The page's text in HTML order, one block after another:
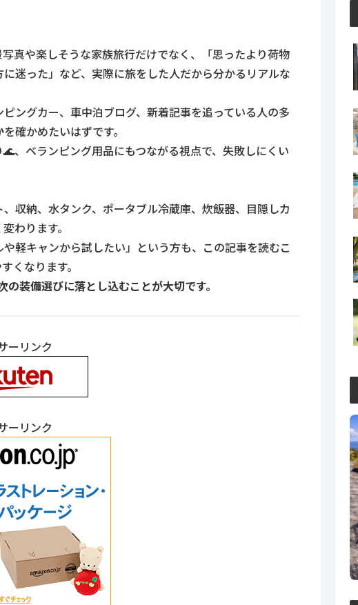
真や楽しそうな家族旅行だけでなく、「思ったより荷物
迷った」など、実際に旅をした人だから分かるリアルな
ングカー、車中泊ブログ、新着記事を追っている人の多
を確かめたいはずです。
、ベランピング用品にもつながる視点で、失敗しにくい
収納、水タンク、ポータブル冷蔵庫、炊飯器、目隠しカ
わります。
軽キャンから試したい」という方も、この記事を読むこ
くなります。
装備選びに落とし込むことが大切です。
ーリンク
ーリンク